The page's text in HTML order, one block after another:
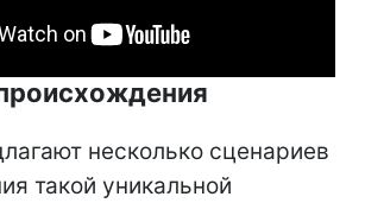
несколько сценариев
такой уникальной